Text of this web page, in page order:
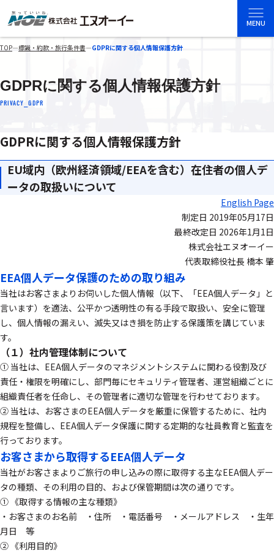
MENU
TOP―標識・約款・旅行条件書―GDPRに関する個人情報保護方針
GDPRに関する個人情報保護方針
PRIVACY_GDPR
GDPRに関する個人情報保護方針
EU域内（欧州経済領域/EEAを含む）在住者の個人デ
ータの取扱いについて
English Page
制定日 2019年05月17日
最終改定日 2026年1月1日
株式会社エヌオーイー
代表取締役社長 橋本 肇
EEA個人データ保護のための取り組み
当社はお客さまよりお伺いした個人情報（以下、「EEA個人データ」と
言います）を適法、公平かつ透明性の有る手段で取扱い、安全に管理
し、個人情報の漏えい、滅失又はき損を防止する保護策を講じていま
す。
（１）社内管理体制について
① 当社は、EEA個人データのマネジメントシステムに関わる役割及び
責任・権限を明確にし、部門毎にセキュリティ管理者、運営組織ごとに
組織責任者を任命し、その管理者に適切な管理を行わせております。
② 当社は、お客さまのEEA個人データを厳重に保管するために、社内
規程を整備し、EEA個人データ保護に関する定期的な社員教育と監査を
行っております。
お客さまから取得するEEA個人データ
当社がお客さまよりご旅行の申し込みの際に取得する主なEEA個人デー
タの種類、その利用の目的、および保管期間は次の通りです。
① 《取得する情報の主な種類》
・お客さまのお名前 ・住所 ・電話番号 ・メールアドレス ・生年
月日 等
② 《利用目的》